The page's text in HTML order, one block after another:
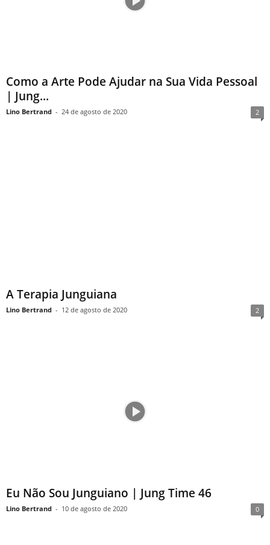
Como a Arte Pode Ajudar na Sua Vida Pessoal
| Jung...
Lino Bertrand - 24 de agosto de 2020 2
A Terapia Junguiana
Lino Bertrand - 12 de agosto de 2020 2
Eu Não Sou Junguiano | Jung Time 46
Lino Bertrand - 10 de agosto de 2020 0